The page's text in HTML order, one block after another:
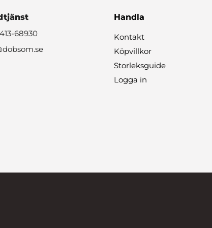
68930
Handla
Kontakt
Köpvillkor
Storleksguide
Logga in